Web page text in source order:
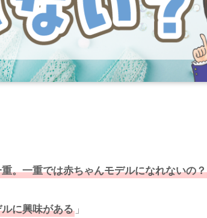
。一重では赤ちゃんモデルになれないの？
に興味がある 」